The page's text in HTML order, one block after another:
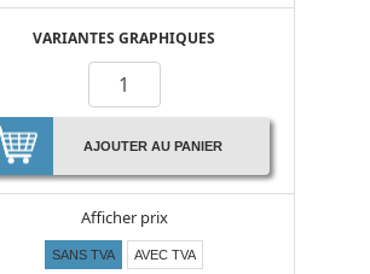
VARIANTES GRAPHIQUES
AJOUTER AU PANIER
Afficher prix
SANS TVA AVEC TVA